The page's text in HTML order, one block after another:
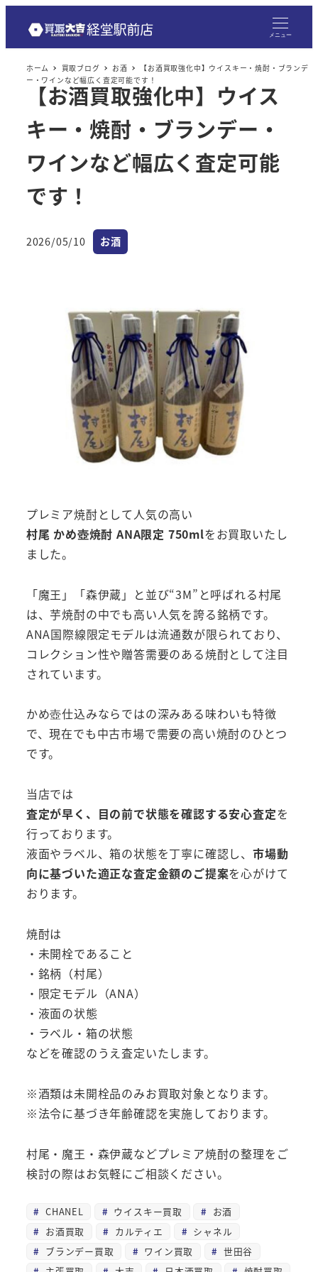
メニュー
ホーム 買取ブログ お酒
【お酒買取強化中】ウイスキー・焼酎・ブランデ
ー・ワインなど幅広く査定可能です！
【お酒買取強化中】ウイス
キー・焼酎・ブランデー・
ワインなど幅広く査定可能
です！
投稿日
2026/05/10 カテゴリー
お酒
プレミア焼酎として人気の高い
村尾 かめ壺焼酎 ANA限定 750mlをお買取いたし
ました。
「魔王」「森伊蔵」と並び“3M”と呼ばれる村尾
は、芋焼酎の中でも高い人気を誇る銘柄です。
ANA国際線限定モデルは流通数が限られており、
コレクション性や贈答需要のある焼酎として注目
されています。
かめ壺仕込みならではの深みある味わいも特徴
で、現在でも中古市場で需要の高い焼酎のひとつ
です。
当店では
査定が早く、目の前で状態を確認する安心査定を
行っております。
液面やラベル、箱の状態を丁寧に確認し、 市場動
向に基づいた適正な査定金額のご提案を心がけて
おります。
焼酎は
・未開栓であること
・銘柄（村尾）
・限定モデル（ANA）
・液面の状態
・ラベル・箱の状態
などを確認のうえ査定いたします。
※酒類は未開栓品のみお買取対象となります。
※法令に基づき年齢確認を実施しております。
村尾・魔王・森伊蔵などプレミア焼酎の整理をご
検討の際はお気軽にご相談ください。
CHANEL ウイスキー買取
お酒
お酒買取
カルティエ
シャネル
ブランデー買取
ワイン買取
世田谷